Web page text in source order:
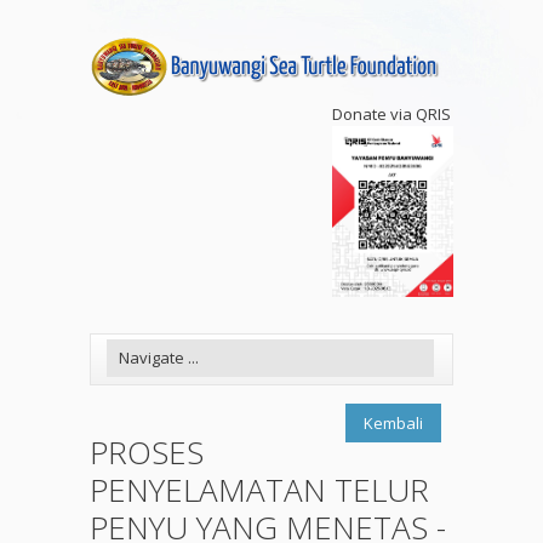
Donate via QRIS
Kembali
PROSES
PENYELAMATAN TELUR
PENYU YANG MENETAS -